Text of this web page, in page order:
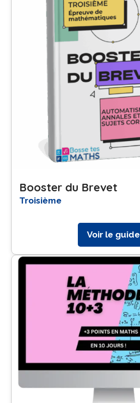
Booster du Brevet
Troisième
Voir le guide